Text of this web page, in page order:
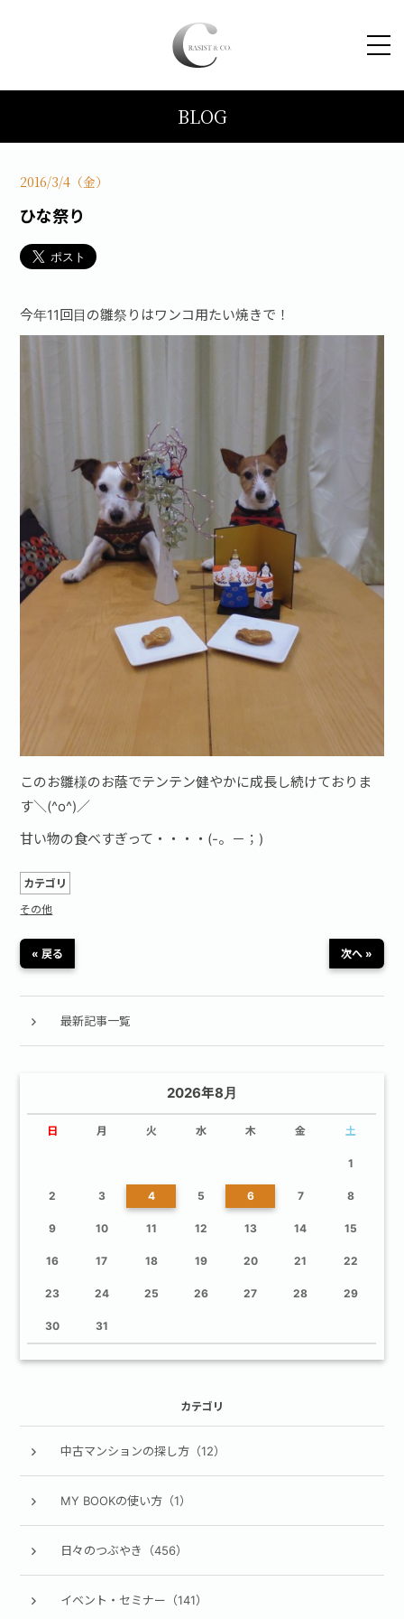
コンセプト
お問い合わせ·資料請求
BLOG
2016/3/4（金）
ひな祭り
今年11回目の雛祭りはワンコ用たい焼きで！
このお雛様のお蔭でテンテン健やかに成長し続けておりま
す＼(^o^)／
甘い物の食べすぎって・・・・(-。－；)
カテゴリ
その他
« 戻る 次へ »
最新記事一覧
2026年8月
日 月 火 水 木 金 土
1
2 3 4 5 6 7 8
9 10 11 12 13 14 15
16 17 18 19 20 21 22
23 24 25 26 27 28 29
30 31
カテゴリ
中古マンションの探し方（12）
MY BOOKの使い方（1）
日々のつぶやき（456）
イベント・セミナー（141）